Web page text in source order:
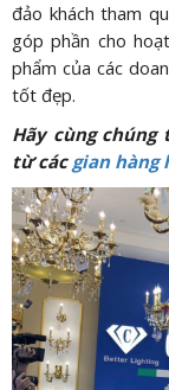
đảo khách tham
góp phần cho
phẩm của các
tốt đẹp.
Hãy cùng
từ các gian hàng